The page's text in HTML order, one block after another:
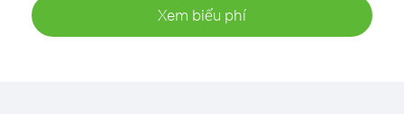
Xem biểu phí